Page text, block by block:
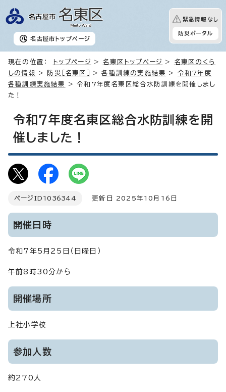
名古屋市 トップページ
緊急情報なし
防災ポータル
現在の位置： トップページ > 名東区トップページ > 名東区のくら
しの情報
> 防災［名東区］ >各種訓練の実施結果 > 令和7年度
各種訓練実施結果
> 令和7年度名東区総合水防訓練を開催しまし
た！
令和7年度名東区総合水防訓練を開
催しました！
ページID 1036344 更新日 2025年10月16日
開催日時
令和7年5月25日（日曜日）
午前8時30分から
開催場所
上社小学校
参加人数
約270人